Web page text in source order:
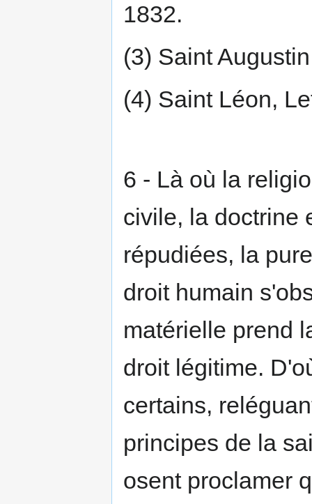
1832.
(3) Saint
(4) Saint Léon,
6 - Là où la
civile, la doctrine
répudiées, la
droit humain
matérielle prend
droit légitime.
certains,
principes de la
osent proclamer